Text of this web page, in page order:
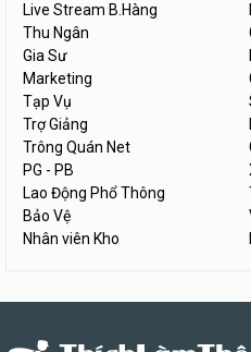
Live Stream B.Hàng
Thu Ngân
Gia Sư
Marketing
Tạp Vụ
Trợ Giảng
Trông Quán Net
PG - PB
Lao Động Phổ Thông
Bảo Vệ
Nhân viên Kho